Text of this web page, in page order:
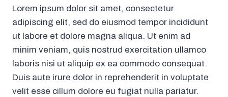
Lorem ipsum dolor sit amet, consectetur
adipiscing elit, sed do eiusmod tempor incididunt
ut labore et dolore magna aliqua. Ut enim ad
minim veniam, quis nostrud exercitation ullamco
laboris nisi ut aliquip ex ea commodo consequat.
Duis aute irure dolor in reprehenderit in voluptate
velit esse cillum dolore eu fugiat nulla pariatur.